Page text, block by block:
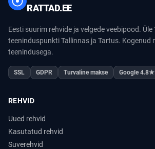
RATTAD.EE
Eesti suurim rehvide ja velgede veebipood.
teeninduspunkti Tallinnas ja Tartus. Kogenud
teenindusega.
SSL GDPR Turvaline makse Google 4.8★
REHVID
Uued rehvid
Kasutatud rehvid
Suverehvid